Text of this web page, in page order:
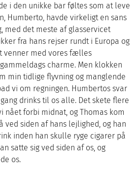
i den unikke bar føltes som at leve
Humberto, havde virkeligt en sans
med det meste af glasservicet
fra hans rejser rundt i Europa og
venner med vores fælles
charme. Men klokken
min tidlige flyvning og manglende
vi om regningen. Humbertos svar
drinks til os alle. Det skete flere
nået forbi midnat, og Thomas kom
ved siden af hans lejlighed, og han
inden han skulle ryge cigarer på
satte sig ved siden af os, og
os.